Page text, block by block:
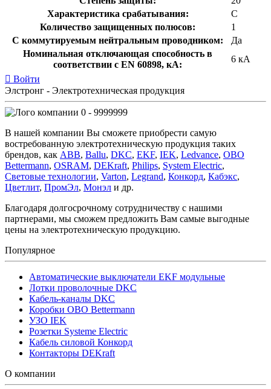
Характеристика срабатывания:
C
Количество защищенных полюсов:
1
С коммутируемым нейтральным проводником:
Да
Номинальная отключающая способность в
соответствии с EN 60898, кА:
6 кА
Войти
Элстронг - Электротехническая продукция
0 - 9999999
В нашей компании Вы сможете приобрести самую
востребованную электротехническую продукция таких
брендов, как ABB, Ballu, DKC, EKF, IEK, Ledvance, OBO
Bettermann, OSRAM, DEKraft, Philips, System Electric,
Световые технологии, Varton, Legrand, Конкорд, Кабэкс,
Цветлит, ПромЭл, Монэл и др.
Благодаря долгосрочному сотрудничеству с нашими
партнерами, мы сможем предложить Вам самые выгодные
цены на электротехническую продукцию.
Популярное
Автоматические выключатели EKF модульные
Лотки проволочные DKC
Кабель-каналы DKC
Коробки OBO Bettermann
УЗО IEK
Розетки Systeme Electric
Кабель силовой Конкорд
Контакторы DEKraft
О компании